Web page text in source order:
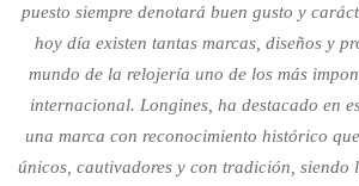
puesto siempre denotará buen gusto y
hoy día existen tantas marcas, diseños y
mundo de la relojería uno de los más
internacional. Longines, ha destacado en
una marca con reconocimiento histórico
únicos, cautivadores y con tradición, siendo